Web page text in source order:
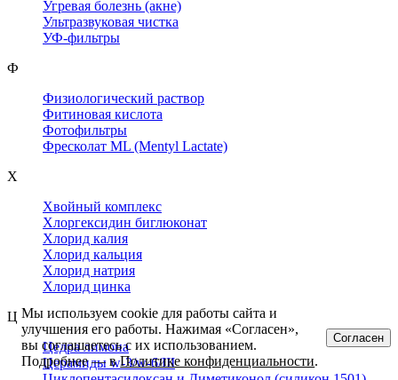
Угревая болезнь (акне)
Ультразвуковая чистка
УФ-фильтры
Ф
Физиологический раствор
Фитиновая кислота
Фотофильтры
Фресколат ML (Mentyl Lactate)
Х
Хвойный комплекс
Хлоргексидин биглюконат
Хлорид калия
Хлорид кальция
Хлорид натрия
Хлорид цинка
Ц
Цедра лимона
Церамиды w-3/w-6/III
Мы используем cookie для работы сайта и
улучшения его работы. Нажимая «Согласен»,
вы соглашаетесь с их использованием.
Подробнее — вПолитике конфиденциальности.
Согласен